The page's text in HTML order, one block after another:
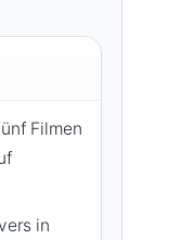
Filmen
in